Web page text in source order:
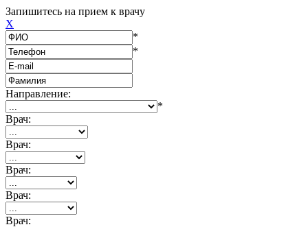
Запишитесь на прием к врачу
X
*
*
Направление:
*
Врач:
Врач:
Врач:
Врач:
Врач: